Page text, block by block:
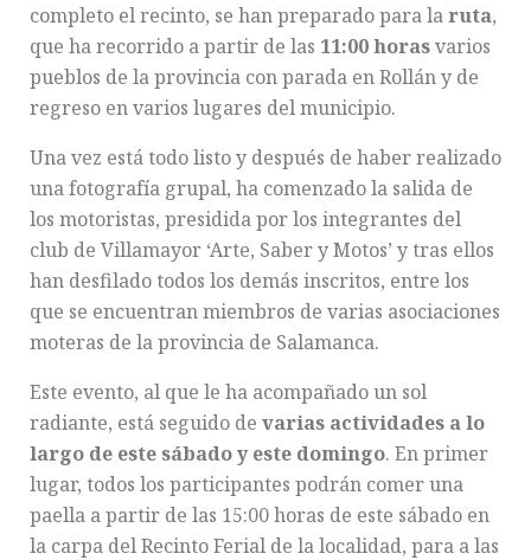
completo el recinto, se han preparado para laruta,
que ha recorrido a partir de las 11:00 horasvarios
pueblos de la provincia con parada en Rollán y de
regreso en varios lugares del municipio.
Una vez está todo listo y después de haber realizado
una fotografía grupal, ha comenzado la salida de
los motoristas, presidida por los integrantes del
club de Villamayor ‘Arte, Saber y Motos’ y tras ellos
han desfilado todos los demás inscritos, entre los
que se encuentran miembros de varias asociaciones
moteras de la provincia de Salamanca.
Este evento, al que le ha acompañado un sol
radiante, está seguido de varias actividades a lo
largo de este sábado y este domingo. En primer
lugar, todos los participantes podrán comer una
paella a partir de las 15:00 horas de este sábado en
la carpa del Recinto Ferial de la localidad, para a las